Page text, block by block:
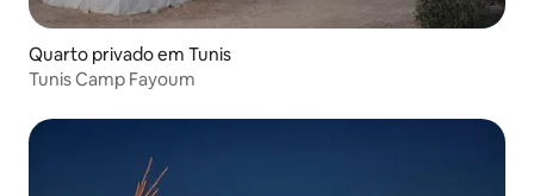
Quarto privado em Tunis
Tunis Camp Fayoum